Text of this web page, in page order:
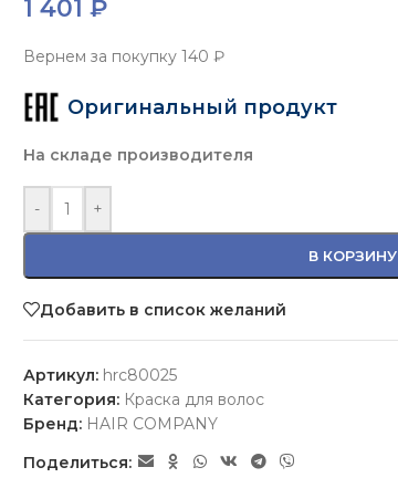
1 401 ₽
Вернем за покупку140 ₽
Оригинальный продукт
На складе производителя
- +
В КОРЗИНУ
Добавить в список желаний
Артикул: hrc80025
Категория: Краска для волос
Бренд: HAIR COMPANY
Поделиться: